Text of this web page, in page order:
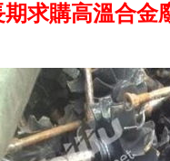
求購高溫合金